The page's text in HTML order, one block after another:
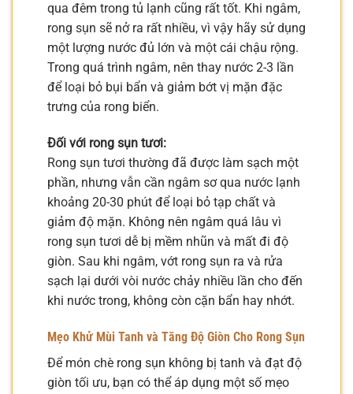
qua đêm trong tủ lạnh cũng rất tốt. Khi ngâm,
rong sụn sẽ nở ra rất nhiều, vì vậy hãy sử dụng
một lượng nước đủ lớn và một cái chậu rộng.
Trong quá trình ngâm, nên thay nước 2-3 lần
để loại bỏ bụi bẩn và giảm bớt vị mặn đặc
trưng của rong biển.
Đối với rong sụn tươi:
Rong sụn tươi thường đã được làm sạch một
phần, nhưng vẫn cần ngâm sơ qua nước lạnh
khoảng 20-30 phút để loại bỏ tạp chất và
giảm độ mặn. Không nên ngâm quá lâu vì
rong sụn tươi dễ bị mềm nhũn và mất đi độ
giòn. Sau khi ngâm, vớt rong sụn ra và rửa
sạch lại dưới vòi nước chảy nhiều lần cho đến
khi nước trong, không còn cặn bẩn hay nhớt.
Mẹo Khử Mùi Tanh và Tăng Độ Giòn Cho Rong Sụn
Để món chè rong sụn không bị tanh và đạt độ
giòn tối ưu, bạn có thể áp dụng một số mẹo